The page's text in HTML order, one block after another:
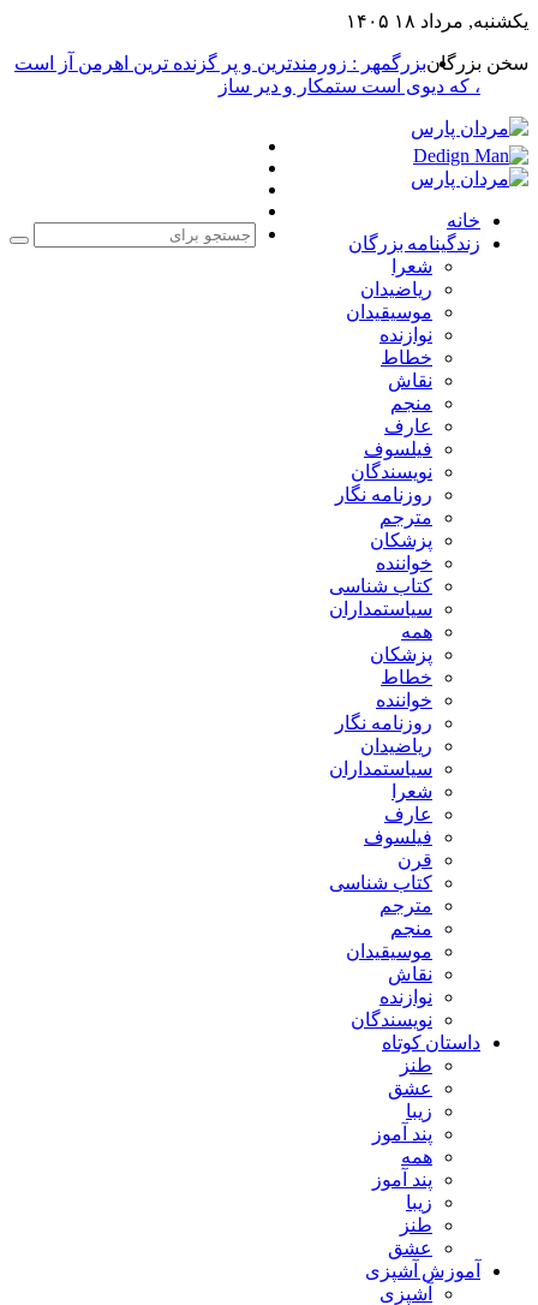
یکشنبه, مرداد ۱۸ ۱۴۰۵
سخن بزرگانبزرگمهر : زورمندترین و پر گزنده ترین اهرمن آز است
، که دیوی است ستمکار و دیر ساز
خانه
زندگینامه بزرگان
شعرا
ریاضیدان
موسیقیدان
نوازنده
خطاط
نقاش
منجم
عارف
فیلسوف
نویسندگان
روزنامه نگار
مترجم
پزشکان
خواننده
کتاب شناسی
سیاستمداران
همه
پزشکان
خطاط
خواننده
روزنامه نگار
ریاضیدان
سیاستمداران
شعرا
عارف
فیلسوف
قرن
کتاب شناسی
مترجم
منجم
موسیقیدان
نقاش
نوازنده
نویسندگان
داستان کوتاه
طنز
عشق
زیبا
پند آموز
همه
پند آموز
زیبا
طنز
عشق
آموزش آشپزی
آشپزی